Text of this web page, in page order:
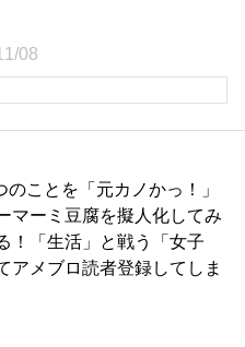
08
のことを「元カノかっ！」
マーミ豆腐を擬人化してみ
！「生活」と戦う「女子
アメブロ読者登録してしま